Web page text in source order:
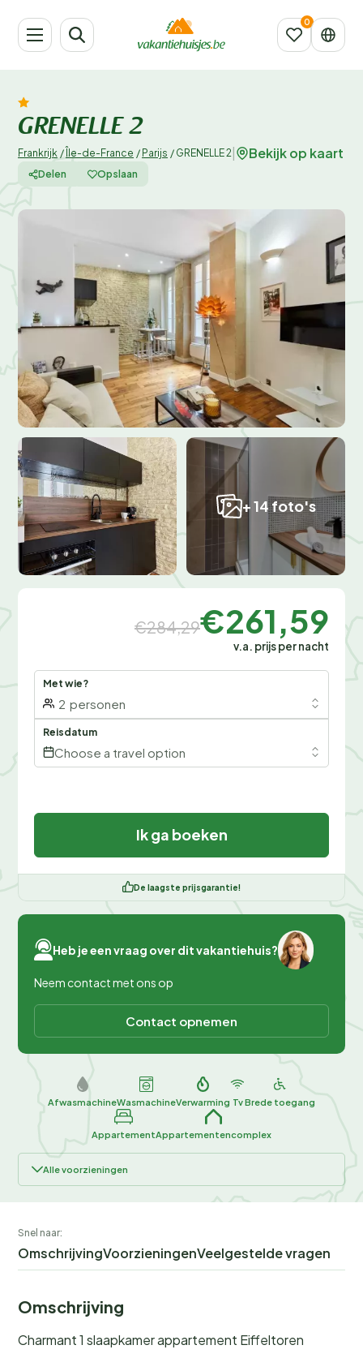
GRENELLE 2
Frankrijk / Île-de-France / Parijs / GRENELLE 2 Bekijk op kaart
Delen Opslaan
+ 14 foto's
€284,29€261,59
v.a. prijs per nacht
Met wie?
2 personen
Reisdatum
Choose a travel option
Ik ga boeken
De laagste prijsgarantie!
Heb je een vraag over dit vakantiehuis?
Neem contact met ons op
Contact opnemen
AfwasmachineWasmachineVerwarming TvBrede toegang
AppartementAppartementencomplex
Alle voorzieningen
Snel naar:
OmschrijvingVoorzieningenVeelgestelde vragen
Omschrijving
Charmant 1 slaapkamer appartement Eiffeltoren